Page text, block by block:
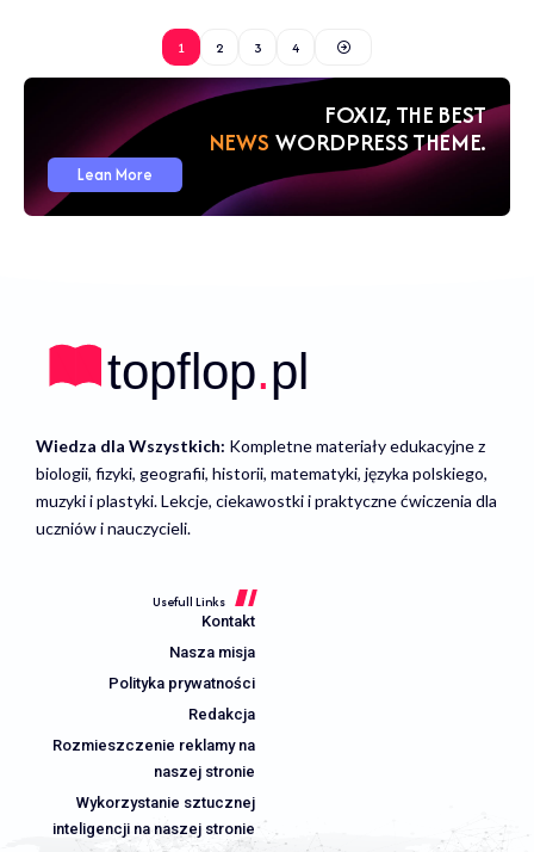
1 2 3 4
FOXIZ, THE BEST
NEWS WORDPRESS THEME.
Lean More
Wiedza dla Wszystkich: Kompletne materiały edukacyjne z
biologii, fizyki, geografii, historii, matematyki, języka polskiego,
muzyki i plastyki. Lekcje, ciekawostki i praktyczne ćwiczenia dla
uczniów i nauczycieli.
Usefull Links
Kontakt
Nasza misja
Polityka prywatności
Redakcja
Rozmieszczenie reklamy na
naszej stronie
Wykorzystanie sztucznej
inteligencji na naszej stronie